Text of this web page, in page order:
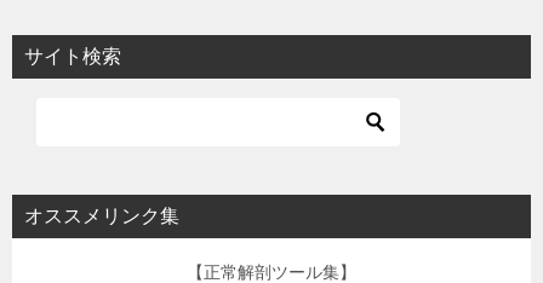
サイト検索
オススメリンク集
【正常解剖ツール集】